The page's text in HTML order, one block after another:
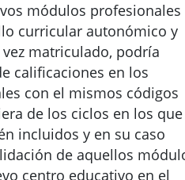
módulos profesionales
curricular autonómico y
matriculado, podría
calificaciones en los
con el mismos códigos
de los ciclos en los que
incluidos y en su caso
de aquellos
centro educativo en el